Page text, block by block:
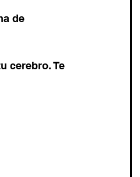
de
cerebro. Te